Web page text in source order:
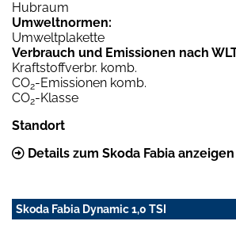
Hubraum
Umweltnormen:
Umweltplakette
Verbrauch und Emissionen nach
Kraftstoffverbr. komb.
CO2-Emissionen komb.
CO2-Klasse
Standort
Details zum Skoda Fabia anzeigen
Skoda Fabia Dynamic 1,0 TSI